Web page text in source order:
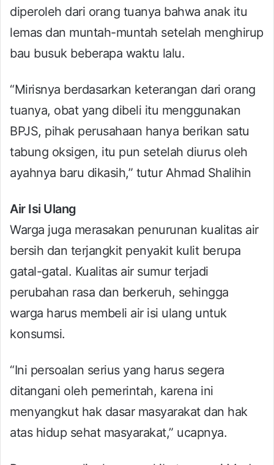
diperoleh dari orang tuanya bahwa anak itu
lemas dan muntah-muntah setelah menghirup
bau busuk beberapa waktu lalu.
“Mirisnya berdasarkan keterangan dari orang
tuanya, obat yang dibeli itu menggunakan
BPJS, pihak perusahaan hanya berikan satu
tabung oksigen, itu pun setelah diurus oleh
ayahnya baru dikasih,” tutur Ahmad Shalihin
Air Isi Ulang
Warga juga merasakan penurunan kualitas air
bersih dan terjangkit penyakit kulit berupa
gatal-gatal. Kualitas air sumur terjadi
perubahan rasa dan berkeruh, sehingga
warga harus membeli air isi ulang untuk
konsumsi.
“Ini persoalan serius yang harus segera
ditangani oleh pemerintah, karena ini
menyangkut hak dasar masyarakat dan hak
atas hidup sehat masyarakat,” ucapnya.